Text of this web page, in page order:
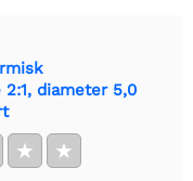
2:1, diameter 5,0
★ ★